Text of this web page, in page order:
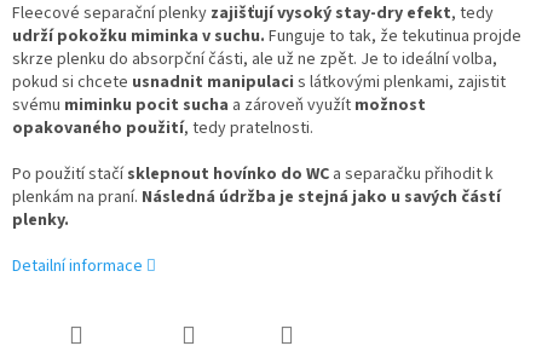
Fleecové separační plenky zajišťují vysoký stay-dry efekt, tedy
udrží pokožku miminka v suchu. Funguje to tak, že tekutinua projde
skrze plenku do absorpční části, ale už ne zpět. Je to ideální volba,
pokud si chcete usnadnit manipulaci s látkovými plenkami, zajistit
svému miminku pocit sucha a zároveň využít možnost
opakovaného použití, tedy pratelnosti.
Po použití stačísklepnout hovínko do WC a separačku přihodit k
plenkám na praní. Následná údržba je stejná jako u savých částí
plenky.
Detailní informace